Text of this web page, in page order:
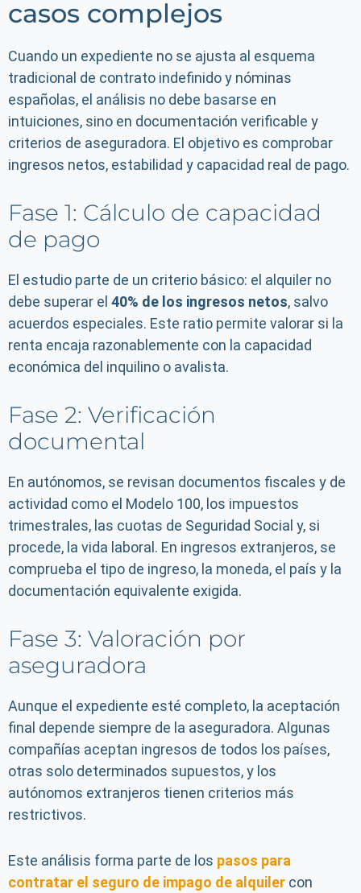
casos complejos
Cuando un expediente no se ajusta al esquema
tradicional de contrato indefinido y nóminas
españolas, el análisis no debe basarse en
intuiciones, sino en documentación verificable y
criterios de aseguradora. El objetivo es comprobar
ingresos netos, estabilidad y capacidad real de pago.
Fase 1: Cálculo de capacidad
de pago
El estudio parte de un criterio básico: el alquiler no
debe superar el 40% de los ingresos netos, salvo
acuerdos especiales. Este ratio permite valorar si la
renta encaja razonablemente con la capacidad
económica del inquilino o avalista.
Fase 2: Verificación
documental
En autónomos, se revisan documentos fiscales y de
actividad como el Modelo 100, los impuestos
trimestrales, las cuotas de Seguridad Social y, si
procede, la vida laboral. En ingresos extranjeros, se
comprueba el tipo de ingreso, la moneda, el país y la
documentación equivalente exigida.
Fase 3: Valoración por
aseguradora
Aunque el expediente esté completo, la aceptación
final depende siempre de la aseguradora. Algunas
compañías aceptan ingresos de todos los países,
otras solo determinados supuestos, y los
autónomos extranjeros tienen criterios más
restrictivos.
Este análisis forma parte de los pasos para
contratar el seguro de impago de alquiler con